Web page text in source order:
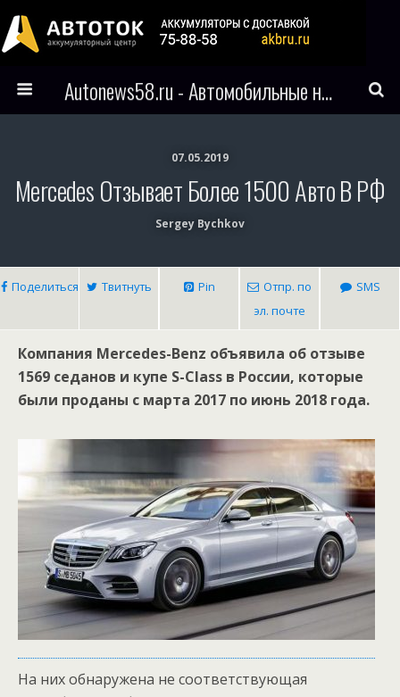
Autonews58.ru - Автомобильные новости Пензы и всего мира
07.05.2019
Mercedes Отзывает Более 1500 Авто В РФ
Sergey Bychkov
Поделиться Твитнуть Pin
Отпр. по
эл. почте
SMS
Компания Mercedes-Benz объявила об отзыве
1569 седанов и купе S-Class в России, которые
были проданы с марта 2017 по июнь 2018 года.
На них обнаружена не соответствующая